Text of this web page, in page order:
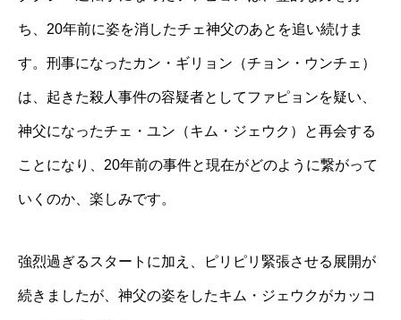
ち、20年前に姿を消したチェ神父のあとを追い続けま
す。刑事になったカン・ギリョン（チョン・ウンチェ）
は、起きた殺人事件の容疑者としてファピョンを疑い、
神父になったチェ・ユン（キム・ジェウク）と再会する
ことになり、20年前の事件と現在がどのように繋がって
いくのか、楽しみです。
強烈過ぎるスタートに加え、ピリピリ緊張させる展開が
続きましたが、神父の姿をしたキム・ジェウクがカッコ